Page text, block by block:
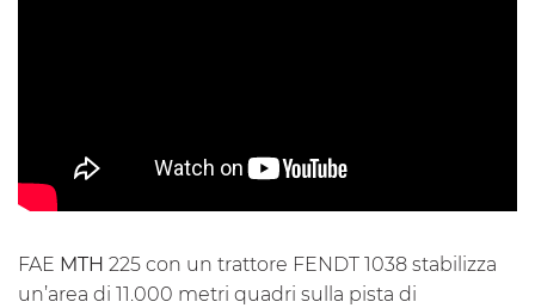
FAE MTH 225 con un trattore FENDT 1038 stabilizza
un’area di 11.000 metri quadri sulla pista di